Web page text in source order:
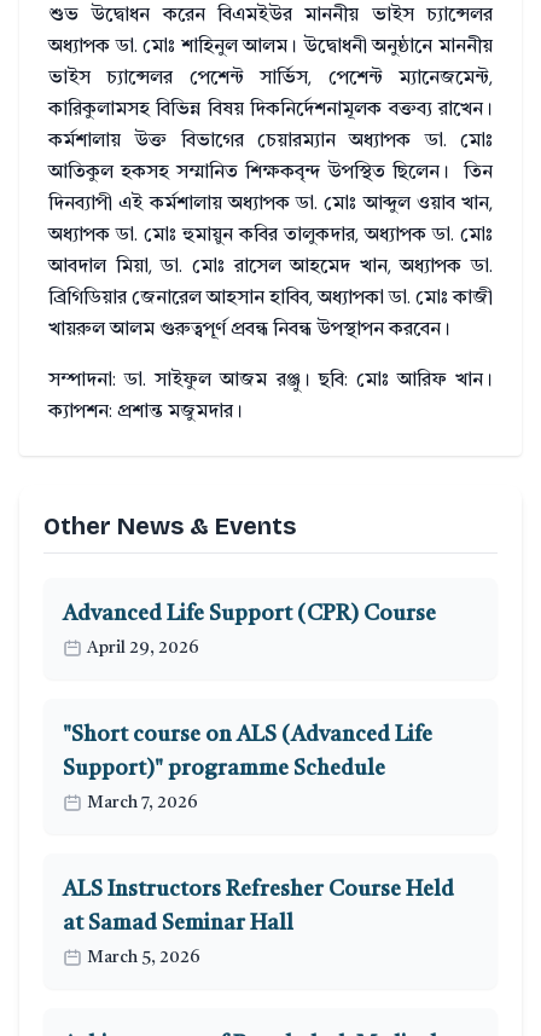
শুভ উদ্বোধন করেন বিএমইউর মাননীয় ভাইস চ্যান্সেলর
অধ্যাপক ডা. মোঃ শাহিনুল আলম। উদ্বোধনী অনুষ্ঠানে মাননীয়
ভাইস চ্যান্সেলর পেশেন্ট সার্ভিস, পেশেন্ট ম্যানেজমেন্ট,
কারিকুলামসহ বিভিন্ন বিষয় দিকনির্দেশনামূলক বক্তব্য রাখেন।
কর্মশালায় উক্ত বিভাগের চেয়ারম্যান অধ্যাপক ডা. মোঃ
আতিকুল হকসহ সম্মানিত শিক্ষকবৃন্দ উপস্থিত ছিলেন। তিন
দিনব্যাপী এই কর্মশালায় অধ্যাপক ডা. মোঃ আব্দুল ওয়াব খান,
অধ্যাপক ডা. মোঃ হুমায়ুন কবির তালুকদার, অধ্যাপক ডা. মোঃ
আবদাল মিয়া, ডা. মোঃ রাসেল আহমেদ খান, অধ্যাপক ডা.
ব্রিগিডিয়ার জেনারেল আহসান হাবিব, অধ্যাপকা ডা. মোঃ কাজী
খায়রুল আলম গুরুত্বপূর্ণ প্রবন্ধ নিবন্ধ উপস্থাপন করবেন।
সম্পাদনা: ডা. সাইফুল আজম রঞ্জু। ছবি: মোঃ আরিফ খান।
ক্যাপশন: প্রশান্ত মজুমদার।
Other News & Events
Advanced Life Support (CPR) Course
April 29, 2026
"Short course on ALS (Advanced Life
Support)" programme Schedule
March 7, 2026
ALS Instructors Refresher Course Held
at Samad Seminar Hall
March 5, 2026